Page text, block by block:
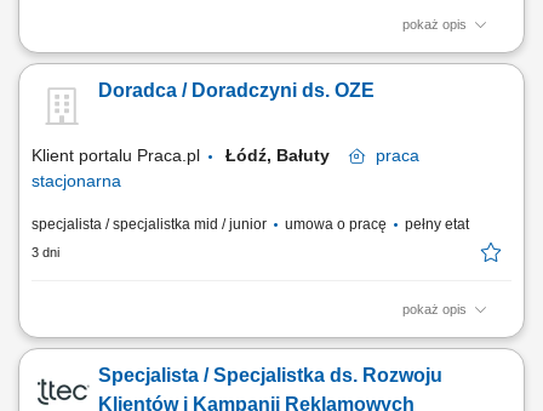
pokaż opis
Poszukujemy Konsultantów ds. Żywienia w kilku lokalizacjach w Polsce.
powierzonym terenie. Pozyskiwanie nowych klientów oraz rozwijanie
współpracy z obecnymi partnerami. Budowanie długofalowych relacji z
Doradca / Doradczyni ds. OZE
Klient portalu Praca.pl Łódź, Bałuty
praca
stacjonarna
specjalista / specjalistka mid / junior umowa o pracę pełny etat
3 dni
pokaż opis
Diagnozowanie potrzeb klientów w celu doboru optymalnych systemów
rozwiązań z zakresu odnawialnych źródeł energii. Tworzenie trwałych
relacji z kontrahentami przy wykorzystaniu systemów lojalnościowych.
Specjalista / Specjalistka ds. Rozwoju
Klientów i Kampanii Reklamowych